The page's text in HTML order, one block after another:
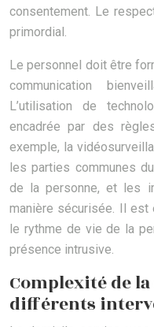
consentement. Le
primordial.
Le personnel doit être
communication
L’utilisation de
encadrée par des
exemple, la
les parties communes
de la personne, et les
manière sécurisée. Il est
le rythme de vie de la
présence intrusive.
Complexité de
différents